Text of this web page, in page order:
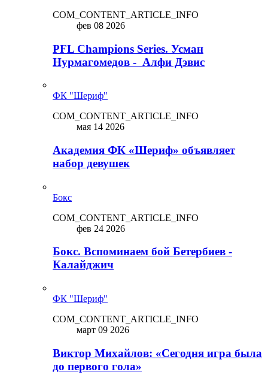
COM_CONTENT_ARTICLE_INFO
фев 08 2026
PFL Champions Series. Усман
Нурмагомедов - Алфи Дэвис
ФК "Шериф"
COM_CONTENT_ARTICLE_INFO
мая 14 2026
Академия ФК «Шериф» объявляет
набор девушек
Бокс
COM_CONTENT_ARTICLE_INFO
фев 24 2026
Бокс. Вспоминаем бой Бетербиев -
Калайджич
ФК "Шериф"
COM_CONTENT_ARTICLE_INFO
март 09 2026
Виктор Михайлов: «Сегодня игра была
до первого гола»